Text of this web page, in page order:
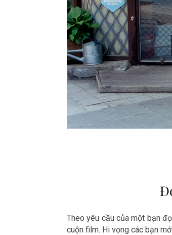
Theo yêu cầu của một bạn
cuộn film. Hi vọng các bạn